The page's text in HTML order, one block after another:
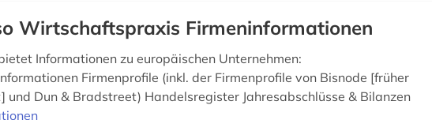
Wirtschaftspraxis Firmeninformationen
Informationen zu europäischen Unternehmen:
Firmenprofile (inkl. der Firmenprofile von Bisnode [früher
und Dun & Bradstreet) Handelsregister Jahresabschlüsse & Bilanzen